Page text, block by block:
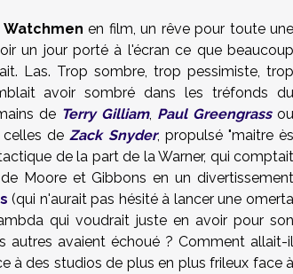
Watchmen en film, un rêve pour toute une
un jour porté à l'écran ce que beaucoup
Las. Trop sombre, trop pessimiste, trop
avoir sombré dans les tréfonds du
de Terry Gilliam, Paul Greengrassou
celles deZack Snyder, propulsé "maitre ès
de la part de la Warner, qui comptait
Moore et Gibbons en un divertissement
(qui n'aurait pas hésité à lancer une omerta
qui voudrait juste en avoir pour son
autres avaient échoué ? Comment allait-il
à des studios de plus en plus frileux face à